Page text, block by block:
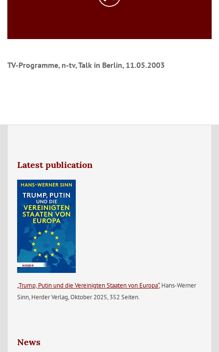
TV-Programme, n-tv, Talk in Berlin, 11.05.2003
Latest publication
„Trump, Putin und die Vereinigten Staaten von Europa“, Hans-Werner
Sinn, Herder Verlag, Oktober 2025, 352 Seiten.
News